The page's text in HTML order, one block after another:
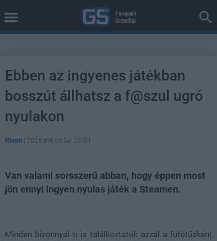
Ebben az ingyenes játékban
bosszút állhatsz a f@szul ugró
nyulakon
Rixon | 2026 május 24. 20:01
Van valami sorsszerű abban, hogy éppen most
jön ennyi ingyen nyulas játék a Steamen.
Minden bizonnyal ti is találkoztatok azzal a futótűzként